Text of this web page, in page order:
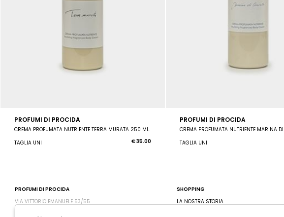
PROFUMI DI PROCIDA
CREMA PROFUMATA NUTRIENTE TERRA MURATA 250 ML.
TAGLIA UNI
€ 35.00
PROFUMI DI PROCIDA
TAGLIA UNI
PROFUMI DI PROCIDA
VIA VITTORIO EMANUELE 53/55
SHOPPING
LA NOSTRA STORIA